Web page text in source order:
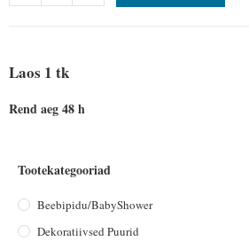
Laos 1 tk
Rend aeg 48 h
Tootekategooriad
Beebipidu/BabyShower
Dekoratiivsed Puurid